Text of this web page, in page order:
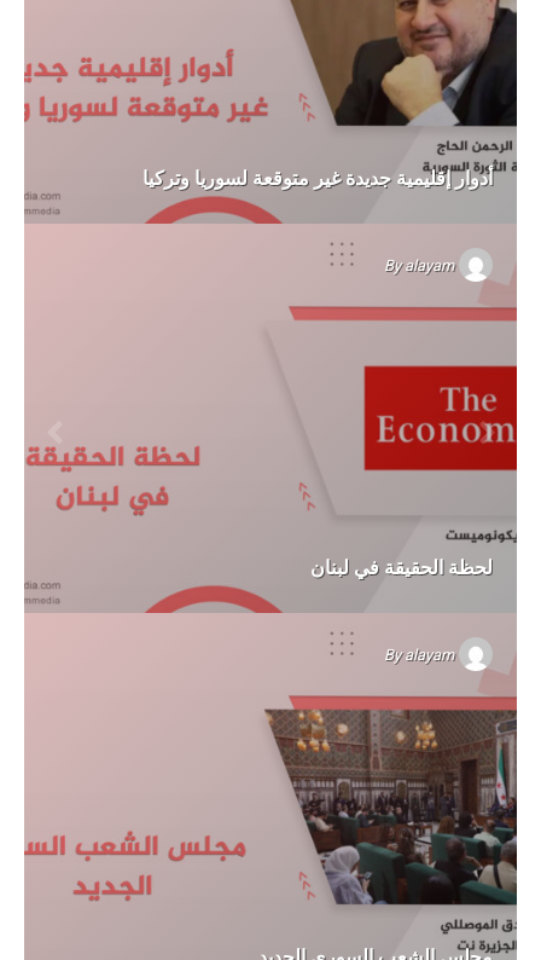
أدوار إقليمية جديدة غير متوقعة لسوريا وتركيا
Byalayam
لحظة الحقيقة في لبنان
Byalayam